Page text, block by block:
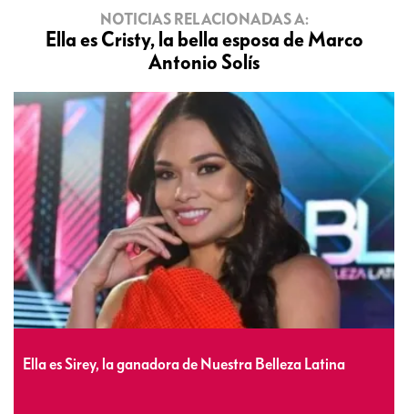
NOTICIAS RELACIONADAS A:
Ella es Cristy, la bella esposa de Marco
Antonio Solís
Ella es Sirey, la ganadora de Nuestra Belleza Latina